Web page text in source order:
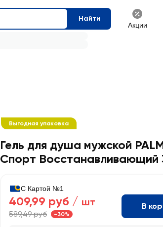
Найти
Акции
Выгодная упаковка
Гель для душа мужской
Спорт Восстанавливающий
С Картой №1
409,99 руб / шт
589,49 руб -30%
В